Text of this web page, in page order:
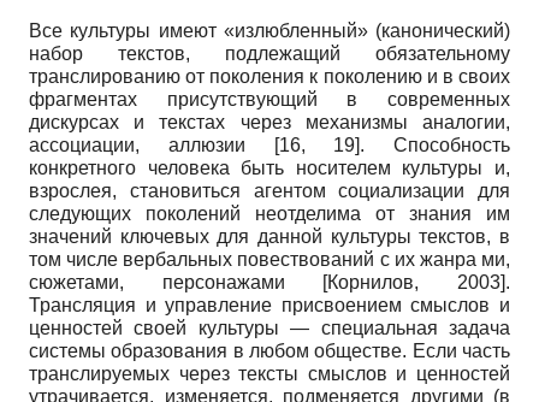
Все культуры имеют «излюбленный» (канонический)
набор текстов, подлежащий обязательному
транслированию от поколения к поколению и в своих
фрагментах присутствующий в современных
дискурсах и текстах через механизмы аналогии,
ассоциации, аллюзии [16, 19]. Способность
конкретного человека быть носителем культуры и,
взрослея, становиться агентом социализации для
следующих поколений неотделима от знания им
значений ключевых для данной культуры текстов, в
том числе вербальных повествований с их жанра ми,
сюжетами, персонажами [Корнилов, 2003].
Трансляция и управление присвоением смыслов и
ценностей своей культуры — специальная задача
системы образования в любом обществе. Если часть
транслируемых через тексты смыслов и ценностей
утрачивается, изменяется, подменяется другими (в